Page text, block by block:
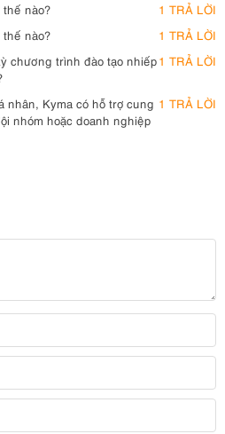
nào?
1 TRẢ LỜI
nào?
1 TRẢ LỜI
chương trình đào tạo nhiếp1 TRẢ LỜI
nhân, Kyma có hỗ trợ cung
nhóm hoặc doanh nghiệp
1 TRẢ LỜI